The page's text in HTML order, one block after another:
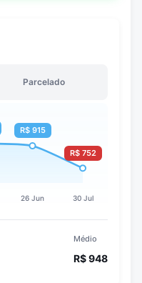
Parcelado
Médio
R$ 948